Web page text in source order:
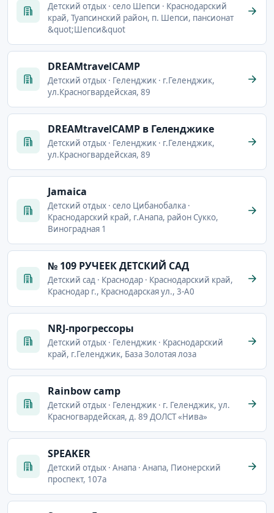
Детский отдых · село Шепси · Краснодарский
край, Туапсинский район, п. Шепси, пансионат
&quot;Шепси&quot
DREAMtravelCAMP
Детский отдых · Геленджик · г.Геленджик,
ул.Красногвардейская, 89
DREAMtravelCAMP в Геленджике
Детский отдых · Геленджик · г.Геленджик,
ул.Красногвардейская, 89
Jamaica
Детский отдых · село Цибанобалка ·
Краснодарский край, г.Анапа, район Сукко,
Виноградная 1
№ 109 РУЧЕЕК ДЕТСКИЙ САД
Детский сад · Краснодар · Краснодарский край,
Краснодар г., Краснодарская ул., 3-А0
NRJ-прогрессоры
Детский отдых · Геленджик · Краснодарский
край, г.Геленджик, База Золотая лоза
Rainbow camp
Детский отдых · Геленджик · г. Геленджик, ул.
Красногвардейская, д. 89 ДОЛСТ «Нива»
SPEAKER
Детский отдых · Анапа · Анапа, Пионерский
проспект, 107а